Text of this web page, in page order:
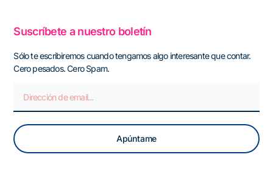
Suscríbete a nuestro boletín
Sólo te escribiremos cuando tengamos algo interesante que contar.
Cero pesados. Cero Spam.
Apúntame